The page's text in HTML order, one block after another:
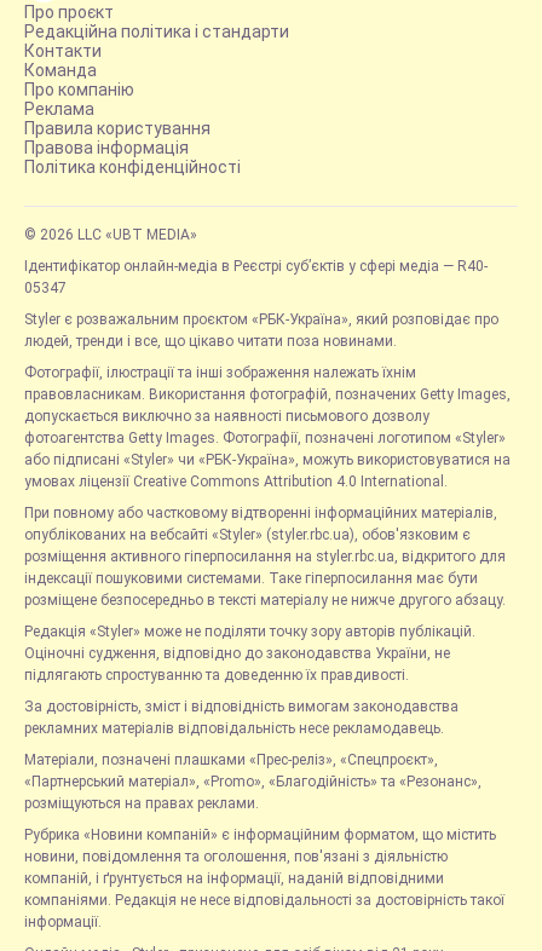
Про проєкт
Редакційна політика і стандарти
Контакти
Команда
Про компанію
Реклама
Правила користування
Правова інформація
Політика конфіденційності
© 2026 LLC «UBT MEDIA»
Ідентифікатор онлайн-медіа в Реєстрі суб’єктів у сфері медіа — R40-
05347
Styler є розважальним проєктом «РБК-Україна», який розповідає про
людей, тренди і все, що цікаво читати поза новинами.
Фотографії, ілюстрації та інші зображення належать їхнім
правовласникам. Використання фотографій, позначених Getty Images,
допускається виключно за наявності письмового дозволу
фотоагентства Getty Images. Фотографії, позначені логотипом «Styler»
або підписані «Styler» чи «РБК-Україна», можуть використовуватися на
умовах ліцензії Creative Commons Attribution 4.0 International.
При повному або частковому відтворенні інформаційних матеріалів,
опублікованих на вебсайті «Styler» (styler.rbc.ua), обов'язковим є
розміщення активного гіперпосилання на styler.rbc.ua, відкритого для
індексації пошуковими системами. Таке гіперпосилання має бути
розміщене безпосередньо в тексті матеріалу не нижче другого абзацу.
Редакція «Styler» може не поділяти точку зору авторів публікацій.
Оціночні судження, відповідно до законодавства України, не
підлягають спростуванню та доведенню їх правдивості.
За достовірність, зміст і відповідність вимогам законодавства
рекламних матеріалів відповідальність несе рекламодавець.
Матеріали, позначені плашками «Прес-реліз», «Спецпроєкт»,
«Партнерський матеріал», «Promo», «Благодійність» та «Резонанс»,
розміщуються на правах реклами.
Рубрика «Новини компаній» є інформаційним форматом, що містить
новини, повідомлення та оголошення, пов'язані з діяльністю
компаній, і ґрунтується на інформації, наданій відповідними
компаніями. Редакція не несе відповідальності за достовірність такої
інформації.